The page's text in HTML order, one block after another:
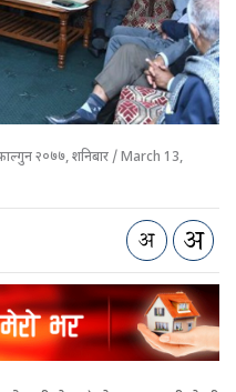
२०७७, शनिबार / March 13,